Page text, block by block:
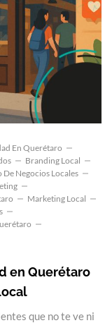
En Querétaro
Branding Local
Negocios Locales
Marketing Local
en Querétaro
que no te ve ni